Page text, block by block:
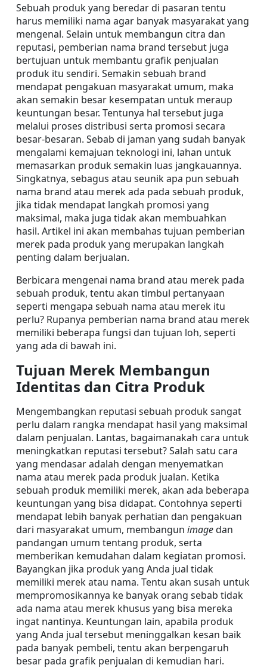
Sebuah produk yang beredar di pasaran tentu
harus memiliki nama agar banyak masyarakat yang
mengenal. Selain untuk membangun citra dan
reputasi, pemberian nama brand tersebut juga
bertujuan untuk membantu grafik penjualan
produk itu sendiri. Semakin sebuah brand
mendapat pengakuan masyarakat umum, maka
akan semakin besar kesempatan untuk meraup
keuntungan besar. Tentunya hal tersebut juga
melalui proses distribusi serta promosi secara
besar-besaran. Sebab di jaman yang sudah banyak
mengalami kemajuan teknologi ini, lahan untuk
memasarkan produk semakin luas jangkauannya.
Singkatnya, sebagus atau seunik apa pun sebuah
nama brand atau merek ada pada sebuah produk,
jika tidak mendapat langkah promosi yang
maksimal, maka juga tidak akan membuahkan
hasil. Artikel ini akan membahas tujuan pemberian
merek pada produk yang merupakan langkah
penting dalam berjualan.
Berbicara mengenai nama brand atau merek pada
sebuah produk, tentu akan timbul pertanyaan
seperti mengapa sebuah nama atau merek itu
perlu? Rupanya pemberian nama brand atau merek
memiliki beberapa fungsi dan tujuan loh, seperti
yang ada di bawah ini.
Tujuan Merek Membangun
Identitas dan Citra Produk
Mengembangkan reputasi sebuah produk sangat
perlu dalam rangka mendapat hasil yang maksimal
dalam penjualan. Lantas, bagaimanakah cara untuk
meningkatkan reputasi tersebut? Salah satu cara
yang mendasar adalah dengan menyematkan
nama atau merek pada produk jualan. Ketika
sebuah produk memiliki merek, akan ada beberapa
keuntungan yang bisa didapat. Contohnya seperti
mendapat lebih banyak perhatian dan pengakuan
dari masyarakat umum, membangun image dan
pandangan umum tentang produk, serta
memberikan kemudahan dalam kegiatan promosi.
Bayangkan jika produk yang Anda jual tidak
memiliki merek atau nama. Tentu akan susah untuk
mempromosikannya ke banyak orang sebab tidak
ada nama atau merek khusus yang bisa mereka
ingat nantinya. Keuntungan lain, apabila produk
yang Anda jual tersebut meninggalkan kesan baik
pada banyak pembeli, tentu akan berpengaruh
besar pada grafik penjualan di kemudian hari.